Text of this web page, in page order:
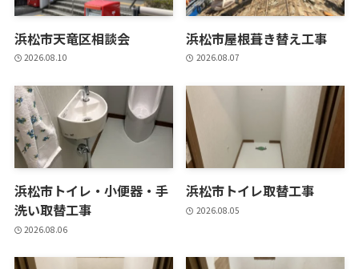
浜松市天竜区相談会
2026.08.10
浜松市屋根葺き替え工事
2026.08.07
浜松市トイレ・小便器・手
洗い取替工事
2026.08.06
浜松市トイレ取替工事
2026.08.05